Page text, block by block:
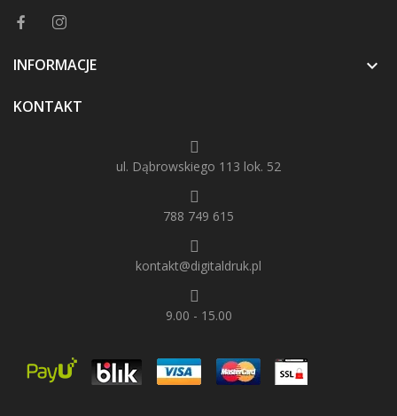
INFORMACJE 
KONTAKT
ul. Dąbrowskiego 113 lok. 52
788 749 615
kontakt@digitaldruk.pl
9.00 - 15.00